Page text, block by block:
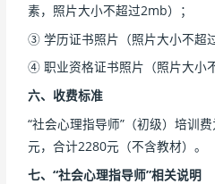
素，照片大小不超过2mb）；
③ 学历证书照片（照片大小不超
④ 职业资格证书照片（照片大小
六、收费标准
“社会心理指导师”（初级）培训
元，合计2280元（不含教材）。
七、“社会心理指导师”相关说明